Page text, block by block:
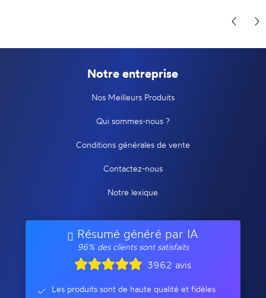
Notre entreprise
Nos Meilleurs Produits
Qui sommes-nous ?
Conditions générales de vente
Contactez-nous
Notre lexique
Résumé généré par IA
96% des clients sont satisfaits
3962 avis
Les produits sont de haute qualité et fidèles